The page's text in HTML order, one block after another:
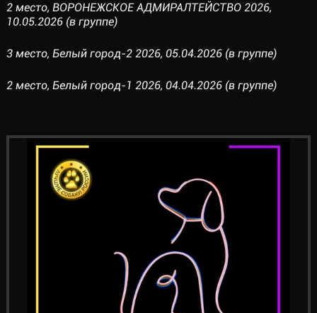
2 место, ВОРОНЕЖСКОЕ АДМИРАЛТЕЙСТВО 2026,
10.05.2026 (в группе)
3 место, Белый город-2 2026, 05.04.2026 (в группе)
2 место, Белый город-1 2026, 04.04.2026 (в группе)